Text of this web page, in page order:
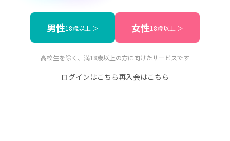
男性18歳以上 ＞ 女性18歳以上 ＞
高校生を除く、満18歳以上の方に向けたサービスです
ログインはこちら再入会はこちら